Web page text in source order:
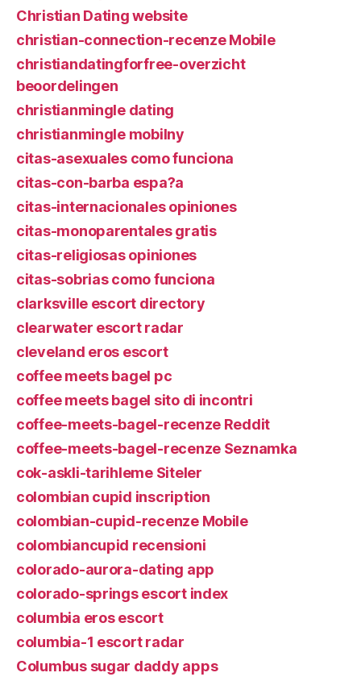
Christian Dating website
christian-connection-recenze Mobile
christiandatingforfree-overzicht
beoordelingen
christianmingle dating
christianmingle mobilny
citas-asexuales como funciona
citas-con-barba espa?a
citas-internacionales opiniones
citas-monoparentales gratis
citas-religiosas opiniones
citas-sobrias como funciona
clarksville escort directory
clearwater escort radar
cleveland eros escort
coffee meets bagel pc
coffee meets bagel sito di incontri
coffee-meets-bagel-recenze Reddit
coffee-meets-bagel-recenze Seznamka
cok-askli-tarihleme Siteler
colombian cupid inscription
colombian-cupid-recenze Mobile
colombiancupid recensioni
colorado-aurora-dating app
colorado-springs escort index
columbia eros escort
columbia-1 escort radar
Columbus sugar daddy apps